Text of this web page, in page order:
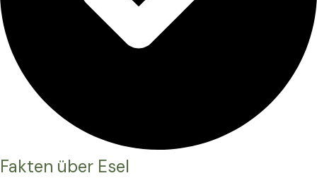
Fakten über Esel